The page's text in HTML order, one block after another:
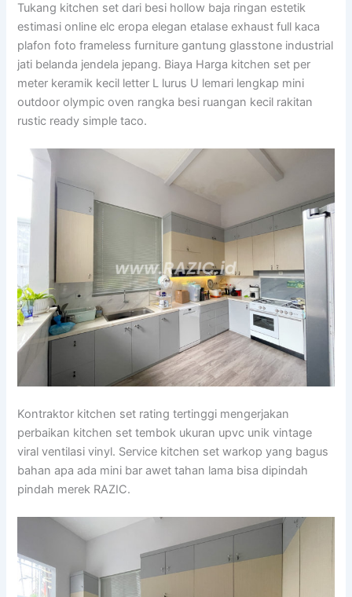
Tukang kitchen set dari besi hollow baja ringan estetik
estimasi online elc eropa elegan etalase exhaust full kaca
plafon foto frameless furniture gantung glasstone industrial
jati belanda jendela jepang. Biaya Harga kitchen set per
meter keramik kecil letter L lurus U lemari lengkap mini
outdoor olympic oven rangka besi ruangan kecil rakitan
rustic ready simple taco.
Kontraktor kitchen set rating tertinggi mengerjakan
perbaikan kitchen set tembok ukuran upvc unik vintage
viral ventilasi vinyl. Service kitchen set warkop yang bagus
bahan apa ada mini bar awet tahan lama bisa dipindah
pindah merek RAZIC.